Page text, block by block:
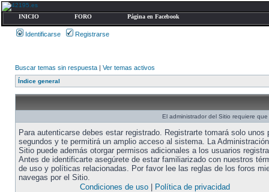
INICIO FORO Página en Facebook
Identificarse Registrarse
Buscar temas sin respuesta | Ver temas activos
Índice general
El administrador del Sitio requiere
Para autenticarse debes estar registrado. Registrarte tomará solo unos
segundos y te permitirá un amplio acceso al sistema. La
Sitio puede además otorgar permisos adicionales a los usuarios
Antes de identificarte asegúrete de estar familiarizado con nuestros
de uso y políticas relacionadas. Por favor lee las reglas de los foros
navegas por el Sitio.
Condiciones de uso| Política de privacidad